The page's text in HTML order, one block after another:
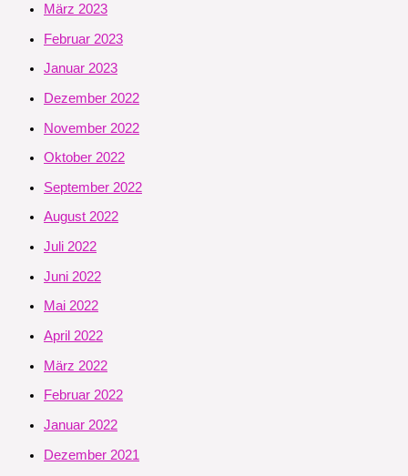
März 2023
Februar 2023
Januar 2023
Dezember 2022
November 2022
Oktober 2022
September 2022
August 2022
Juli 2022
Juni 2022
Mai 2022
April 2022
März 2022
Februar 2022
Januar 2022
Dezember 2021